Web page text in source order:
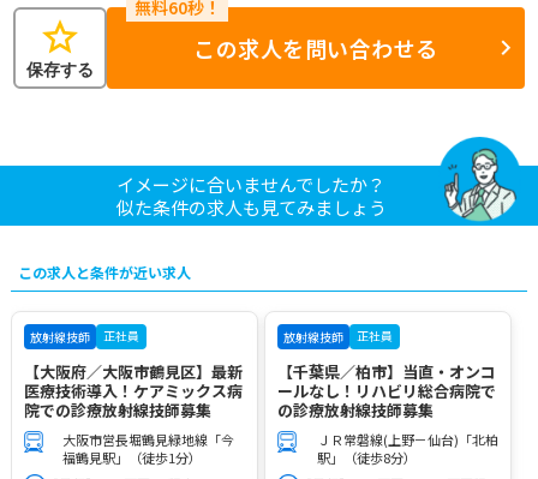
star
保存する
この求人を問い合わせる
イメージに合いませんでしたか？
似た条件の求人も見てみましょう
この求人と条件が近い求人
放射線技師 正社員
【大阪府／大阪市鶴見区】最新
医療技術導入！ケアミックス病
院での診療放射線技師募集
大阪市営長堀鶴見緑地線「今
福鶴見駅」（徒歩1分）
放射線技師 正社員
【千葉県／柏市】当直・オンコ
ールなし！リハビリ総合病院で
の診療放射線技師募集
ＪＲ常磐線(上野－仙台)「北柏
駅」（徒歩8分）